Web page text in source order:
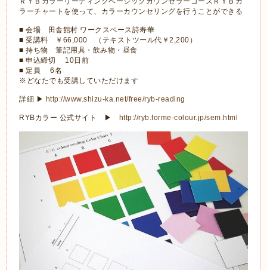
ラーチャートを使って、カラーカウンセリングを行うことができる
■ 会場 田舎館村 ワークスペース詩寿華
■ 受講料 ￥66,000 （テキストツール代￥2,200）
■ 持ち物 筆記用具・飲み物・昼食
■ 申込締切 10日前
■ 定員 6名
※どなたでも受講していただけます
詳細 ▶ http://www.shizu-ka.net/free/ryb-reading
RYBカラー 公式サイト ▶ http://ryb.forme-colour.jp/sem.html